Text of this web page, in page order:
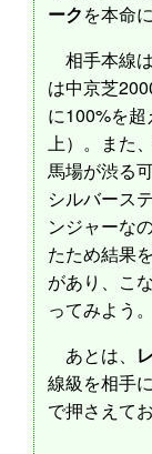
ークを本命
相手本線は
は中京芝
に100%を
上）。また
馬場が渋る
シルバース
ンジャーな
たため結果
があり、こ
ってみよう。
あとは、
線級を相手
で押さえてお